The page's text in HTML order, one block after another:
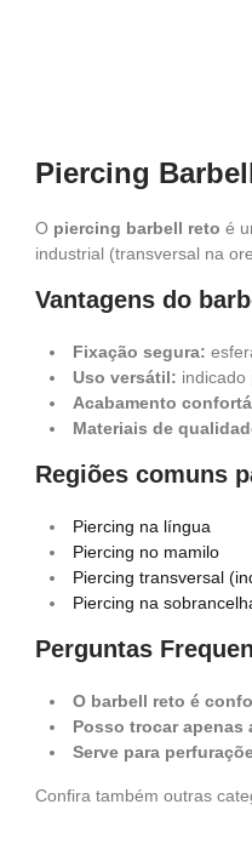
Piercing
O piercing barbell reto é
industrial (transversal na
Vantagens do
Fixação segura:
Uso versátil: indicado
Acabamento
Materiais de
Regiões comuns
Piercing na língua
Piercing no mamilo
Piercing transversal
Piercing na
Perguntas
O barbell reto é
Posso trocar apenas
Serve para
Confira também outras